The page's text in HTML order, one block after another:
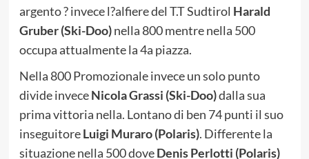
argento ? invece l?alfiere del T.T Sudtirol Harald
Gruber (Ski-Doo)nella 800 mentre nella 500
occupa attualmente la 4a piazza.
Nella 800 Promozionale invece un solo punto
divide inveceNicola Grassi (Ski-Doo)dalla sua
prima vittoria nella. Lontano di ben 74 punti il suo
inseguitoreLuigi Muraro (Polaris). Differente la
situazione nella 500 doveDenis Perlotti (Polaris)